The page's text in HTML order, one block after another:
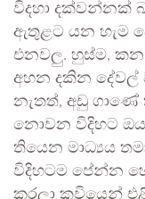
විදහා දක්වන්නක්
ඇතුළට යන හැම
එනවලු. හුස්ම,
අහන දකින දේවල්
නැතත්, අඩු
නොවන විදිහට
තියෙන මාධ්‍යය
විදිහටම පේන්න
කරලා කවියෙන්